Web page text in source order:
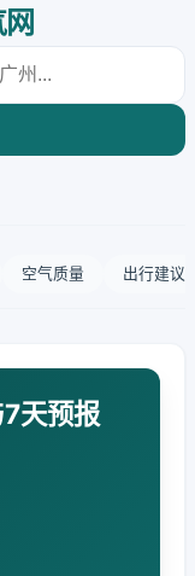
空气质量 出行建议
天预报